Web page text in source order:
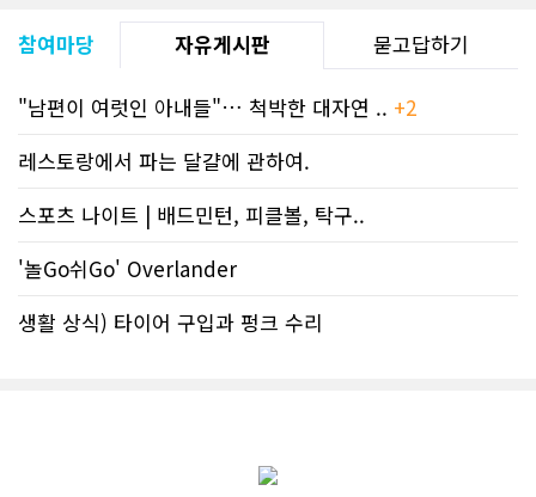
참여마당 자유게시판 묻고답하기
"남편이 여럿인 아내들"… 척박한 대자연 .. +2
레스토랑에서 파는 달걀에 관하여.
스포츠 나이트 | 배드민턴, 피클볼, 탁구..
'놀Go쉬Go' Overlander
생활 상식) 타이어 구입과 펑크 수리